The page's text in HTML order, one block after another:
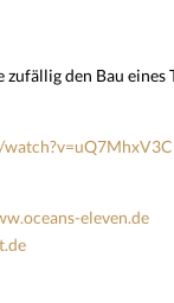
den Bau
eleven.de